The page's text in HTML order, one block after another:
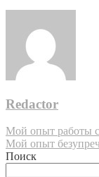
Redactor
Навигация
по
Мой опыт работы
Мой опыт
Поиск